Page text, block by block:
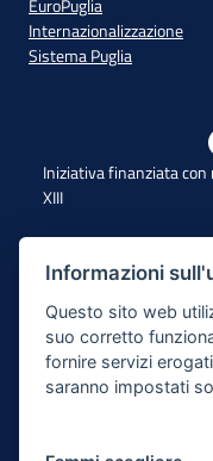
EuroPuglia
Internazionalizzazione
Sistema Puglia
Iniziativa finanziata
XIII
Dichiarazione di
Note Legali
Cookie e Privacy
Mappa del sito
Informazioni
Questo sito web
suo corretto
fornire servizi
saranno impostati